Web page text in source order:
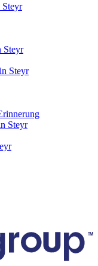
Steyr
Steyr
Steyr